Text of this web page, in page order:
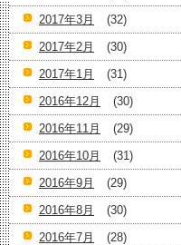
2017年3月
(32)
2017年2月
(30)
2017年1月
(31)
2016年12月
(30)
2016年11月
(29)
2016年10月
(31)
2016年9月
(29)
2016年8月
(30)
2016年7月
(28)